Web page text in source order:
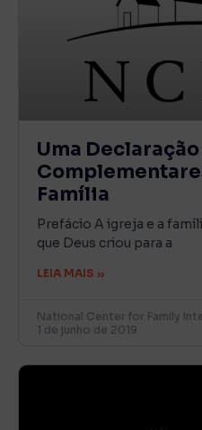
Uma
Família
Prefácio A igreja e a
que Deus criou para a
LEIA MAIS »
National Center for Family
1 de junho de 2019